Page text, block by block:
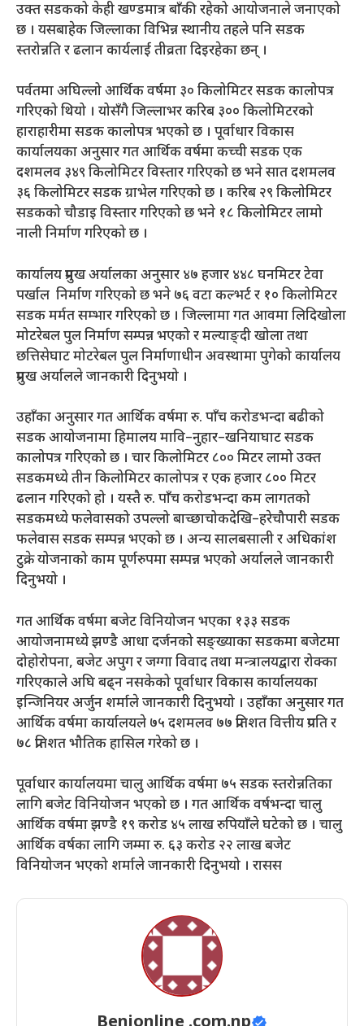
उक्त सडकको केही खण्डमात्र बाँकी रहेको आयोजनाले जनाएको
छ । यसबाहेक जिल्लाका विभिन्न स्थानीय तहले पनि सडक
स्तरोन्नति र ढलान कार्यलाई तीव्रता दिइरहेका छन् ।
पर्वतमा अघिल्लो आर्थिक वर्षमा ३० किलोमिटर सडक कालोपत्र
गरिएको थियो । योसँगै जिल्लाभर करिब ३०० किलोमिटरको
हाराहारीमा सडक कालोपत्र भएको छ । पूर्वाधार विकास
कार्यालयका अनुसार गत आर्थिक वर्षमा कच्ची सडक एक
दशमलव ३४९ किलोमिटर विस्तार गरिएको छ भने सात दशमलव
३६ किलोमिटर सडक ग्राभेल गरिएको छ । करिब २९ किलोमिटर
सडकको चौडाइ विस्तार गरिएको छ भने १८ किलोमिटर लामो
नाली निर्माण गरिएको छ ।
कार्यालय प्रमुख अर्यालका अनुसार ४७ हजार ४४८ घनमिटर टेवा
पर्खाल निर्माण गरिएको छ भने ७६ वटा कल्भर्ट र १० किलोमिटर
सडक मर्मत सम्भार गरिएको छ । जिल्लामा गत आवमा लिदिखोला
मोटरेबल पुल निर्माण सम्पन्न भएको र मल्याङ्दी खोला तथा
छत्तिसेघाट मोटरेबल पुल निर्माणाधीन अवस्थामा पुगेको कार्यालय
प्रमुख अर्यालले जानकारी दिनुभयो ।
उहाँका अनुसार गत आर्थिक वर्षमा रु. पाँच करोडभन्दा बढीको
सडक आयोजनामा हिमालय मावि–नुहार–खनियाघाट सडक
कालोपत्र गरिएको छ । चार किलोमिटर ८०० मिटर लामो उक्त
सडकमध्ये तीन किलोमिटर कालोपत्र र एक हजार ८०० मिटर
ढलान गरिएको हो । यस्तै रु. पाँच करोडभन्दा कम लागतको
सडकमध्ये फलेवासको उपल्लो बाच्छाचोकदेखि–हरेचौपारी सडक
फलेवास सडक सम्पन्न भएको छ । अन्य सालबसाली र अधिकांश
टुक्रे योजनाको काम पूर्णरुपमा सम्पन्न भएको अर्यालले जानकारी
दिनुभयो ।
गत आर्थिक वर्षमा बजेट विनियोजन भएका १३३ सडक
आयोजनामध्ये झण्डै आधा दर्जनको सङ्ख्याका सडकमा बजेटमा
दोहोरोपना, बजेट अपुग र जग्गा विवाद तथा मन्त्रालयद्वारा रोक्का
गरिएकाले अघि बढ्न नसकेको पूर्वाधार विकास कार्यालयका
इन्जिनियर अर्जुन शर्माले जानकारी दिनुभयो । उहाँका अनुसार गत
आर्थिक वर्षमा कार्यालयले ७५ दशमलव ७७ प्रतिशत वित्तीय प्रगति र
७८ प्रतिशत भौतिक हासिल गरेको छ ।
पूर्वाधार कार्यालयमा चालु आर्थिक वर्षमा ७५ सडक स्तरोन्नतिका
लागि बजेट विनियोजन भएको छ । गत आर्थिक वर्षभन्दा चालु
आर्थिक वर्षमा झण्डै १९ करोड ४५ लाख रुपियाँले घटेको छ । चालु
आर्थिक वर्षका लागि जम्मा रु. ६३ करोड २२ लाख बजेट
विनियोजन भएको शर्माले जानकारी दिनुभयो । रासस